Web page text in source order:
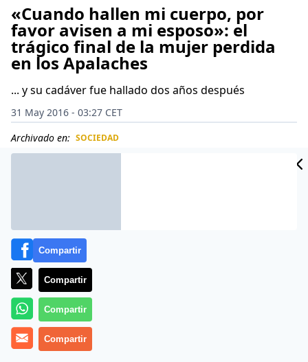
«Cuando hallen mi cuerpo, por
favor avisen a mi esposo»: el
trágico final de la mujer perdida
en los Apalaches
... y su cadáver fue hallado dos años después
31 May 2016 - 03:27 CET
Archivado en: SOCIEDAD
«Cuando encuentren mi cuerpo, por favor avisen a mi
Compartir
Compartir
Compartir
Compartir